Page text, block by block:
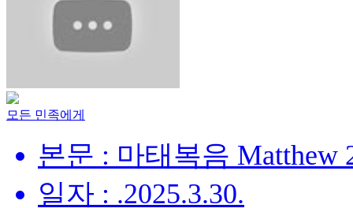
모든 민족에게
본문 : 마태복음 Matthew
일자 : .2025.3.30.